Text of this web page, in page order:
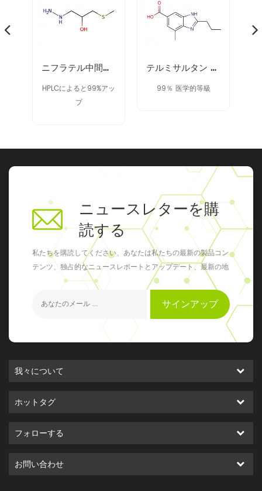
ニフラテル中間体 14359-97-8
HPLCによると99%アッ
プ
テルミサルタン 中間体 152628-03-0
99％ 医学的等級
ニュースレターを購
読する
私たちを購読してください、あなたは私たちの最新の製品コン
テンツ、独占的なニュースレポートとアップデート、最新の地
元のイベントを得ることができます
サインアップ
我々について
ホットタグ
フォローする
お問い合わせ